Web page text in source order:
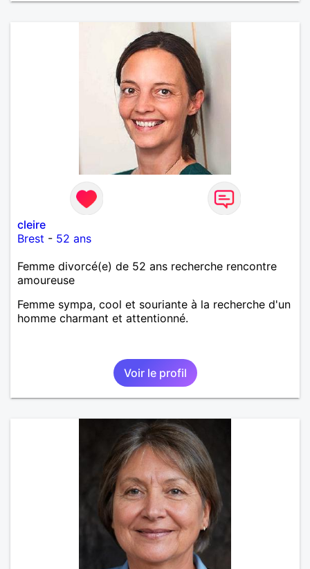
cleire
Brest - 52 ans
Femme divorcé(e) de 52 ans recherche rencontre
amoureuse
Femme sympa, cool et souriante à la recherche d'un
homme charmant et attentionné.
Voir le profil